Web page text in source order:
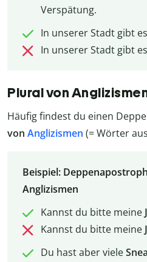
Verspätung.
In unserer Stadt gibt
In unserer Stadt gibt
Plural von
Häufig findest du einen
von Anglizismen (= Wörter
Beispiel:
Anglizismen
Kannst du bitte meine
Kannst du bitte meine
Du hast aber viele